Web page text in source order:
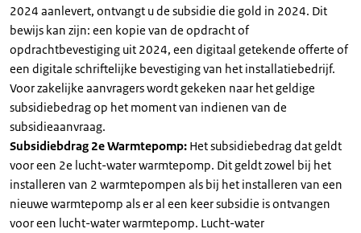
2024 aanlevert, ontvangt u de subsidie die gold in 2024. Dit
bewijs kan zijn: een kopie van de opdracht of
opdrachtbevestiging uit 2024, een digitaal getekende offerte of
een digitale schriftelijke bevestiging van het installatiebedrijf.
Voor zakelijke aanvragers wordt gekeken naar het geldige
subsidiebedrag op het moment van indienen van de
subsidieaanvraag.
Subsidiebdrag 2e Warmtepomp: Het subsidiebedrag dat geldt
voor een 2e lucht-water warmtepomp. Dit geldt zowel bij het
installeren van 2 warmtepompen als bij het installeren van een
nieuwe warmtepomp als er al een keer subsidie is ontvangen
voor een lucht-water warmtepomp. Lucht-water